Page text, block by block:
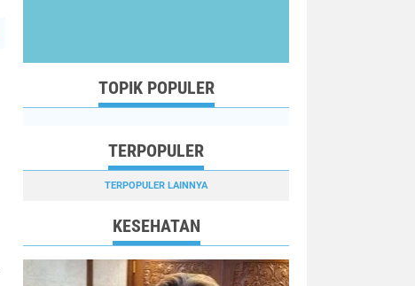
TOPIK POPULER
TERPOPULER
TERPOPULER LAINNYA
KESEHATAN